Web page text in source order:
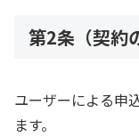
第2条（契約
ユーザーによる申
ます。